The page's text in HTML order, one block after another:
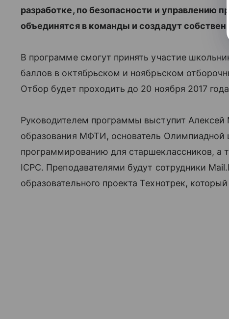
разработке, по безопасности и управлению
объединятся в команды и создадут
В программе смогут принять участие
баллов в октябрьском и ноябрьском
Отбор будет проходить до 20 ноября 2017
Руководителем программы выступит
образования МФТИ, основатель Олимпиадной
программированию для старшеклассников, а
ICPC. Преподавателями будут сотрудники
образовательного проекта Технотрек,